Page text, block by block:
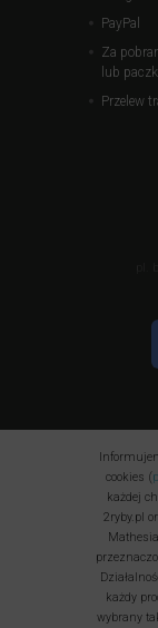
PayPal
Za
lub
Przelew
cookies (
każdej
2ryby.pl
każdy
wybrany